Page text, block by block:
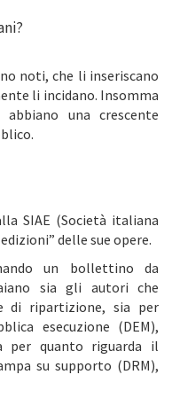
noti, che li inseriscano
li incidano. Insomma
una crescente
SIAE (Società italiana
delle sue opere.
un bollettino da
sia gli autori che
di ripartizione, sia per
esecuzione (DEM),
per quanto riguarda il
su supporto (DRM),